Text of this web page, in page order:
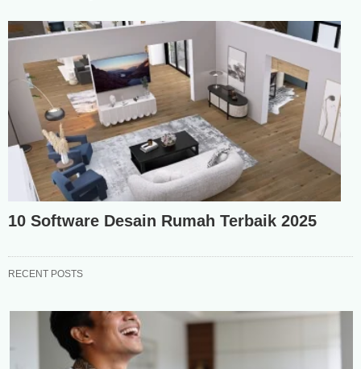
10 Software Desain Rumah Terbaik 2025
RECENT POSTS